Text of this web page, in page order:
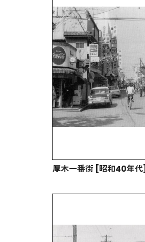
厚木一番街 [昭和40年代]